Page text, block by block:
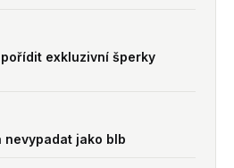
exkluzivní šperky
jako blb